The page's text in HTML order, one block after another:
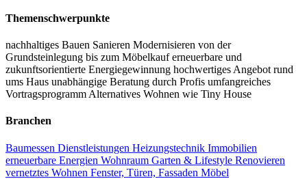
Immobilienmesse ein unabhängiges ausgewogenes
und Finanzberatung. Die Eigenheimmesse Zukunft Haus in Stuttgart
bietet damit sowohl im Portfolio als auch in den Vorträgen alles um
nachhaltiges Bauen, energieeffizientes Sanieren und Modernisieren,
stattfindende
Themenfeld um das Haus herum sowie Vorgarten, Wintergarten,
Carport und Garage.
Themenschwerpunkte
nachhaltiges Bauen Sanieren Modernisieren von der
Grundsteinlegung bis zum Möbelkauferneuerbare und
zukunftsorientierte Energiegewinnung hochwertiges Angebot rund
ums Haus unabhängige Beratung durch Profis umfangreiches
Vortragsprogramm Alternatives Wohnen wie Tiny House
Branchen
Baumessen Dienstleistungen Heizungstechnik Immobilien
erneuerbare Energien Wohnraum Garten & Lifestyle Renovieren
vernetztes Wohnen Fenster, Türen, Fassaden Möbel